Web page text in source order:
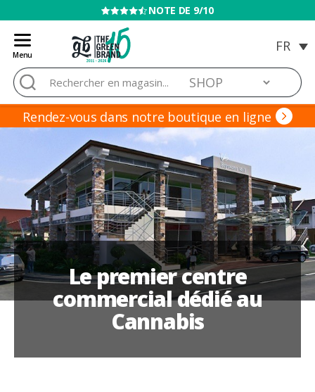
NOTE DE 9/10
Menu
Blog
de
Grow
Barato
Rechercher :
Rendez-vous dans notre boutique en ligne
Le premier centre
commercial dédié au
Cannabis